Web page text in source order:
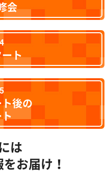
会
ート
後の
は
お届け！